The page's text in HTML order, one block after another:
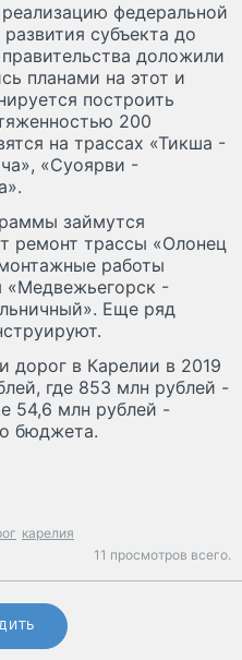
федеральной
субъекта до
доложили
планами на этот и
построить
200
на трассах «Тикша -
«Суоярви -
займутся
ремонт трассы «Олонец
работы
«Медвежьегорск -
Еще ряд
дорог в Карелии в 2019
где 853 млн рублей -
54,6 млн рублей -
бюджета.
карелия
11 просмотров всего.